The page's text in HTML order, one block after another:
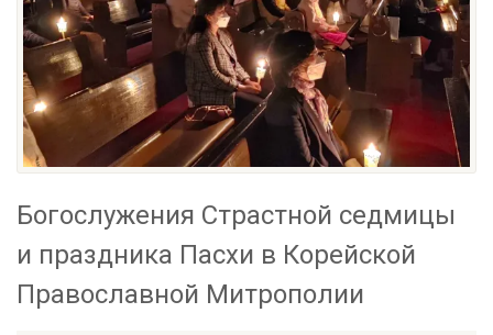
Богослужения Страстной седмицы
и праздника Пасхи в Корейской
Православной Митрополии